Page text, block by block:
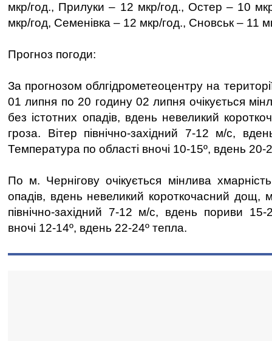
мкр/год., Прилуки – 12 мкр/год., Остер – 10
мкр/год, Семенівка – 12 мкр/год., Сновськ – 11
Прогноз погоди:
За прогнозом облгідрометеоцентру на
01 липня по 20 годину 02 липня очікується
без істотних опадів, вдень невеликий
гроза. Вітер північно-західний 7-12 м/с,
Температура по області вночі 10-15º, вдень 20-
По м. Чернігову очікується мінлива
опадів, вдень невеликий короткочасний дощ,
північно-західний 7-12 м/с, вдень пориви
вночі 12-14º, вдень 22-24º тепла.